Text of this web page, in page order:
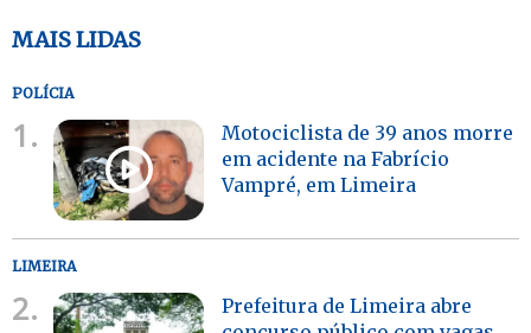
MAIS LIDAS
POLÍCIA
1.
Motociclista de 39 anos morre
em acidente na Fabrício
Vampré, em Limeira
LIMEIRA
2.
Prefeitura de Limeira abre